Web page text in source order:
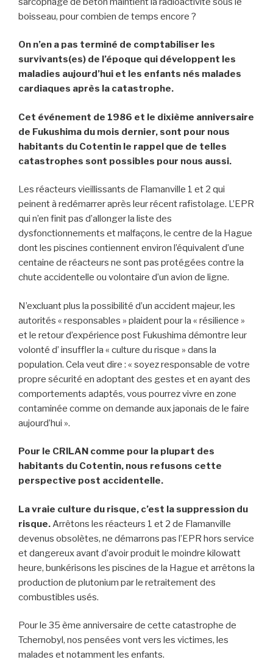
boisseau, pour combien de temps encore ?
On n’en a pas terminé de comptabiliser les
survivants(es) de l’époque qui développent les
maladies aujourd’hui et les enfants nés malades
cardiaques après la catastrophe.
Cet événement de 1986 et le dixième anniversaire
de Fukushima du mois dernier, sont pour nous
habitants du Cotentin le rappel que de telles
catastrophes sont possibles pour nous aussi.
Les réacteurs vieillissants de Flamanville 1 et 2 qui
peinent à redémarrer après leur récent rafistolage. L’EPR
qui n’en finit pas d’allonger la liste des
dysfonctionnements et malfaçons, le centre de la Hague
dont les piscines contiennent environ l’équivalent d’une
centaine de réacteurs ne sont pas protégées contre la
chute accidentelle ou volontaire d’un avion de ligne.
N’excluant plus la possibilité d’un accident majeur, les
autorités « responsables » plaident pour la « résilience »
et le retour d’expérience post Fukushima démontre leur
volonté d’ insuffler la « culture du risque » dans la
population. Cela veut dire : « soyez responsable de votre
propre sécurité en adoptant des gestes et en ayant des
comportements adaptés, vous pourrez vivre en zone
contaminée comme on demande aux japonais de le faire
aujourd’hui ».
Pour le CRILAN comme pour la plupart des
habitants du Cotentin, nous refusons cette
perspective post accidentelle.
La vraie culture du risque, c’est la suppression du
risque.Arrêtons les réacteurs 1 et 2 de Flamanville
devenus obsolètes, ne démarrons pas l’EPR hors service
et dangereux avant d’avoir produit le moindre kilowatt
heure, bunkérisons les piscines de la Hague et arrêtons la
production de plutonium par le retraitement des
combustibles usés.
Pour le 35 ème anniversaire de cette catastrophe de
Tchernobyl, nos pensées vont vers les victimes, les
malades et notamment les enfants.